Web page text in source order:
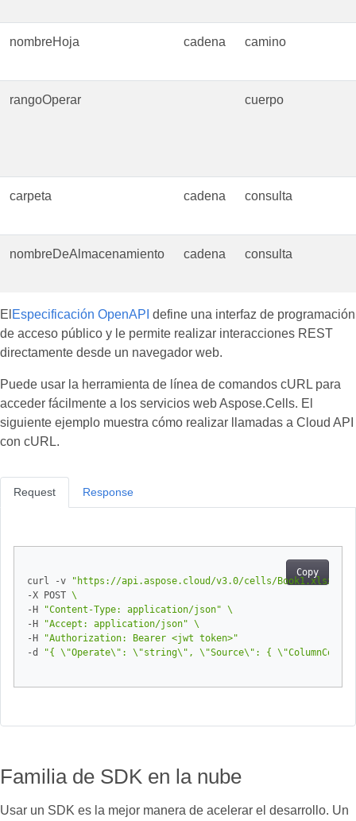
nombreHoja cadena camino
rangoOperar cuerpo
carpeta cadena consulta
nombreDeAlmacenamiento cadena consulta
El Especificación OpenAPI define una interfaz de programación
de acceso público y le permite realizar interacciones REST
directamente desde un navegador web.
Puede usar la herramienta de línea de comandos cURL para
acceder fácilmente a los servicios web Aspose.Cells. El
siguiente ejemplo muestra cómo realizar llamadas a Cloud API
con cURL.
Request
Copy
curl -v
"https://api.aspose.cloud/v3.0/cells/Book1.xlsx/
-X POST
-H
"Content-Type: application/json"
-H
"Accept: application/json"
-H
"Authorization: Bearer <jwt token>"
-d
"{ \"Operate\": \"string\", \"Source\": {
Response
Familia de SDK en la nube
Usar un SDK es la mejor manera de acelerar el desarrollo. Un